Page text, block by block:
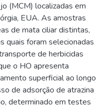
(MCM) localizadas em
EUA. As amostras
de mata ciliar distintas,
quais foram selecionadas
de herbicidas
o HO apresenta
superficial ao longo
de adsorção de atrazina
determinado em testes